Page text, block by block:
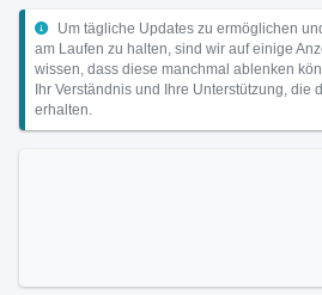
Um tägliche Updates zu ermöglichen
am Laufen zu halten, sind wir auf einige
wissen, dass diese manchmal ablenken
Ihr Verständnis und Ihre Unterstützung, die
erhalten.